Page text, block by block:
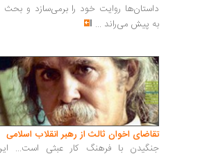
داستان‌ها روایت خود را برمی‌سازد و بحث
به پیش می‌راند ...
تقاضای اخوان ثالث از رهبر انقلاب اسلامی
جنگیدن با فرهنگ کار عبثی است...